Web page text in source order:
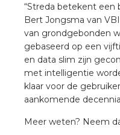
“Streda betekent een
Bert Jongsma van
van grondgebonden
gebaseerd op een
en data slim zijn
met intelligentie
klaar voor de
aankomende
Meer weten? Neem